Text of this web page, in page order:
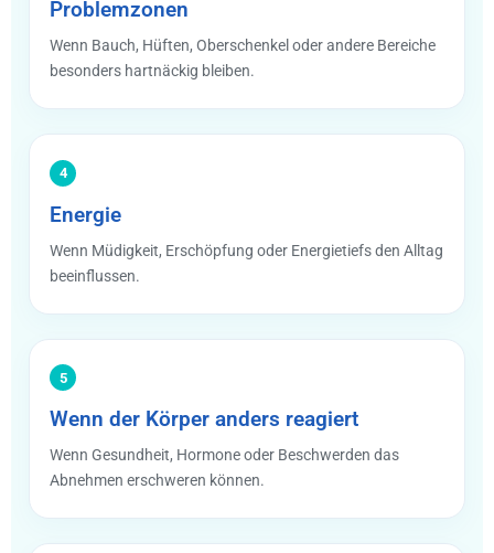
Problemzonen
Wenn Bauch, Hüften, Oberschenkel oder andere Bereiche
besonders hartnäckig bleiben.
4
Energie
Wenn Müdigkeit, Erschöpfung oder Energietiefs den Alltag
beeinflussen.
5
Wenn der Körper anders reagiert
Wenn Gesundheit, Hormone oder Beschwerden das
Abnehmen erschweren können.